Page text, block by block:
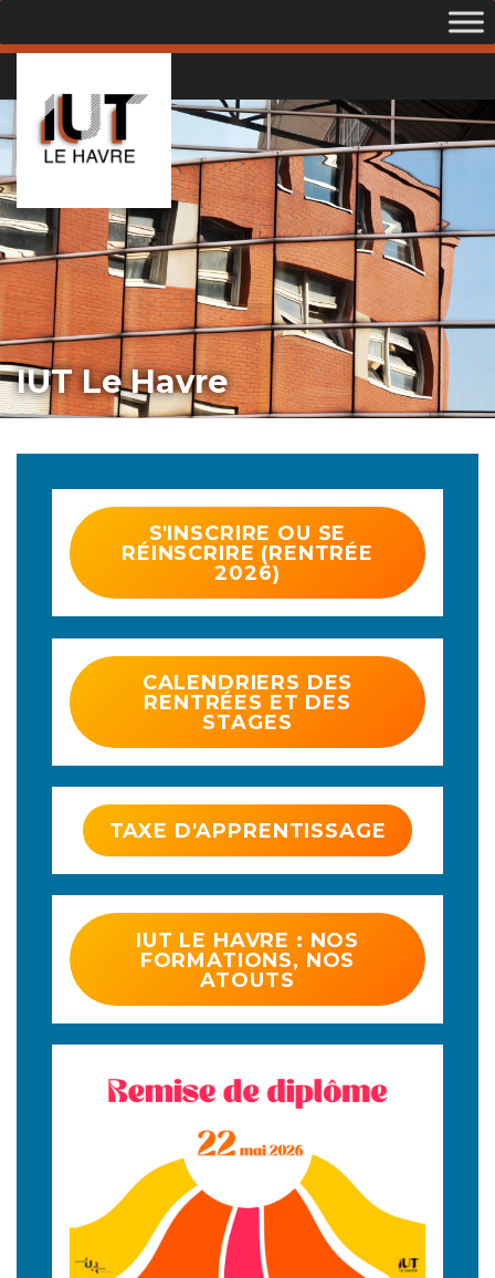
IUT Le Havre
S'INSCRIRE OU SE
RÉINSCRIRE (RENTRÉE
2026)
CALENDRIERS DES
RENTRÉES ET DES
STAGES
TAXE D'APPRENTISSAGE
IUT LE HAVRE : NOS
FORMATIONS, NOS
ATOUTS